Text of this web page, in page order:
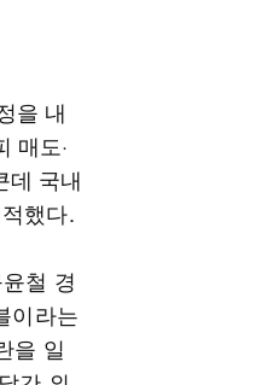
을 내
매도·
데 국내
했다.
철 경
이라는
을 일